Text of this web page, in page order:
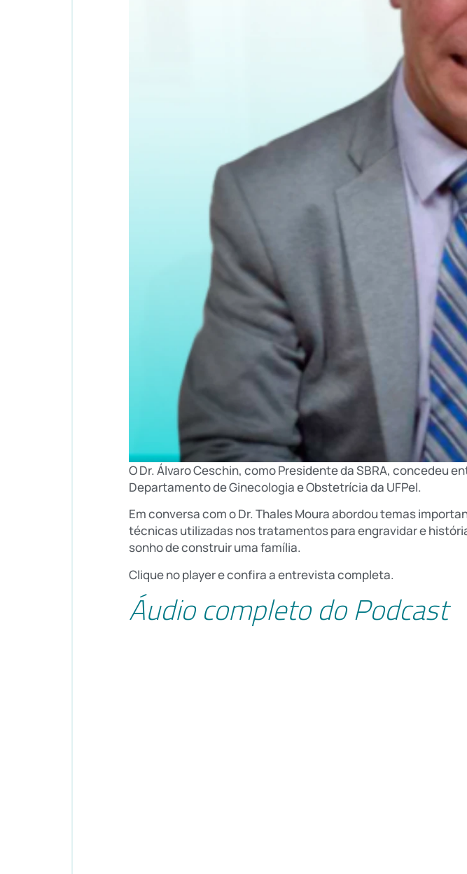
O Dr. Álvaro Ceschin, como Presidente da SBRA, concedeu
Departamento de Ginecologia e Obstetrícia da UFPel.
Em conversa com o Dr. Thales Moura abordou temas
técnicas utilizadas nos tratamentos para engravidar e
sonho de construir uma família.
Clique no player e confira a entrevista completa.
Áudio completo do Podcast